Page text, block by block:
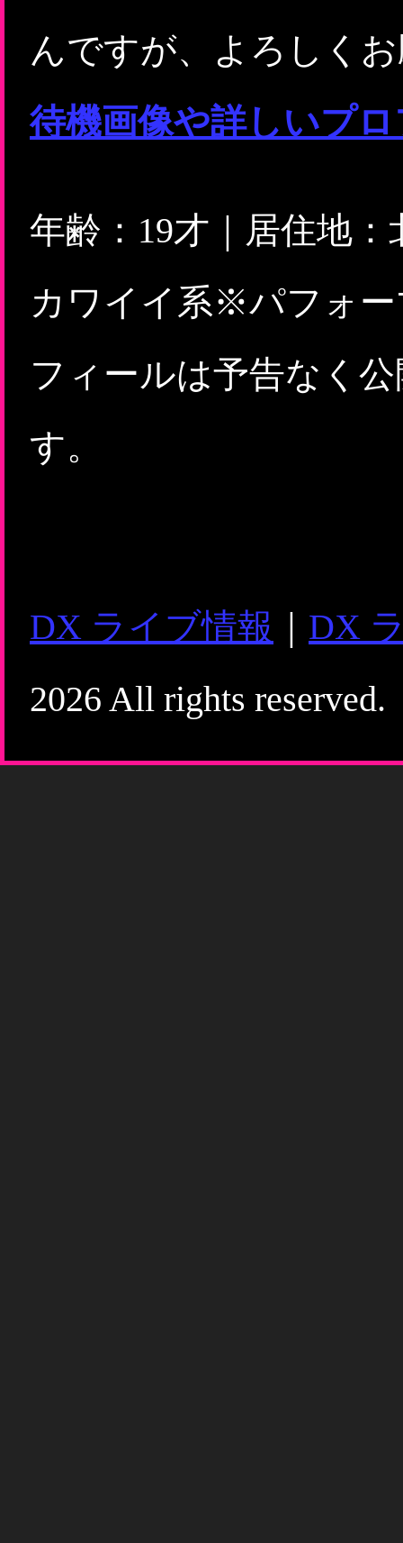
んですが、よろしく
待機画像や詳しいプ
年齢：19才｜居住地
カワイイ系※パフォ
フィールは予告なく
す。
DX ライブ情報
DX
2026 All rights reserved.